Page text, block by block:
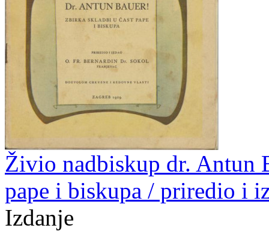
Živio nadbiskup dr. Antun
pape i biskupa / priredio i
Izdanje